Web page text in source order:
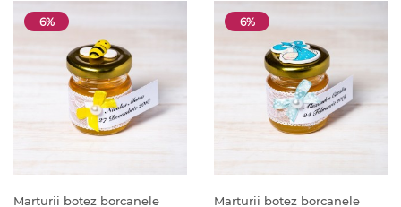
6%
Marturii botez borcanele
6%
Marturii botez borcanele